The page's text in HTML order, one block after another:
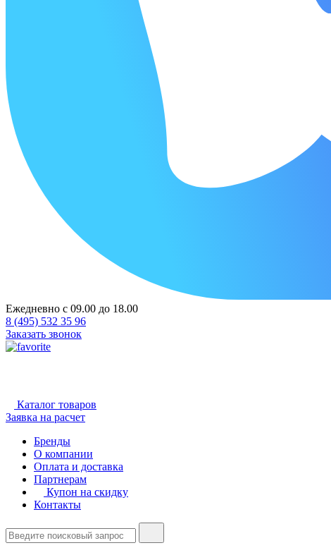
Ежедневно с 09.00 до 18.00
8 (495) 532 35 96
Заказать звонок
Каталог товаров
Заявка на расчет
Бренды
О компании
Оплата и доставка
Партнерам
Купон на скидку
Контакты